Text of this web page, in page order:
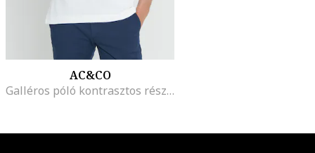
AC&CO
Galléros póló kontrasztos részletekkel, Fehér/Tengerészkék